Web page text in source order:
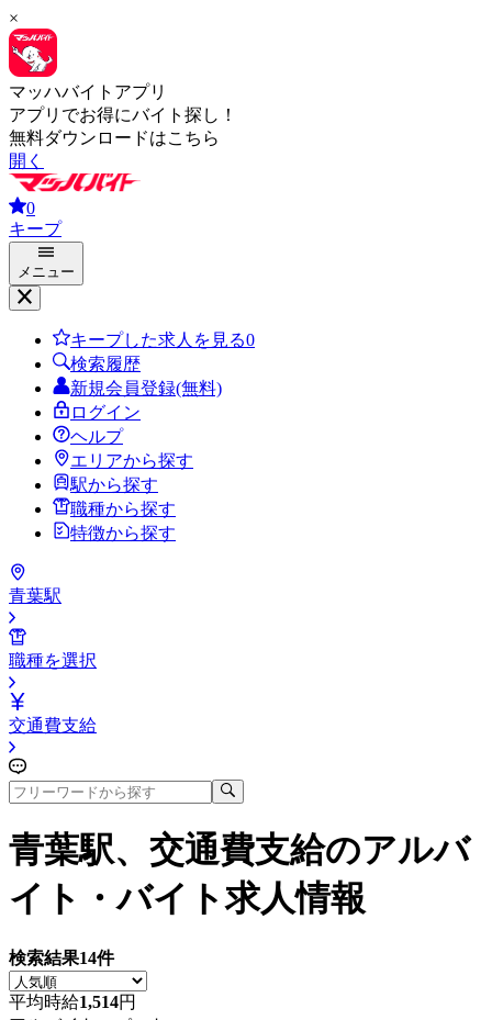
×
マッハバイトアプリ
アプリでお得にバイト探し！
無料ダウンロードはこちら
開く
0
キープ
メニュー
キープした求人を見る0
検索履歴
新規会員登録(無料)
ログイン
ヘルプ
エリアから探す
駅から探す
職種から探す
特徴から探す
青葉駅
職種を選択
交通費支給
青葉駅、交通費支給のアルバ
イト・バイト求人情報
検索結果14件
平均時給1,514円